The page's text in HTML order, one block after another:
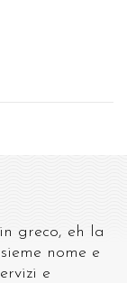
greco, eh la
nome e
e